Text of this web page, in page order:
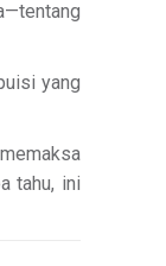
yang
tahu, ini